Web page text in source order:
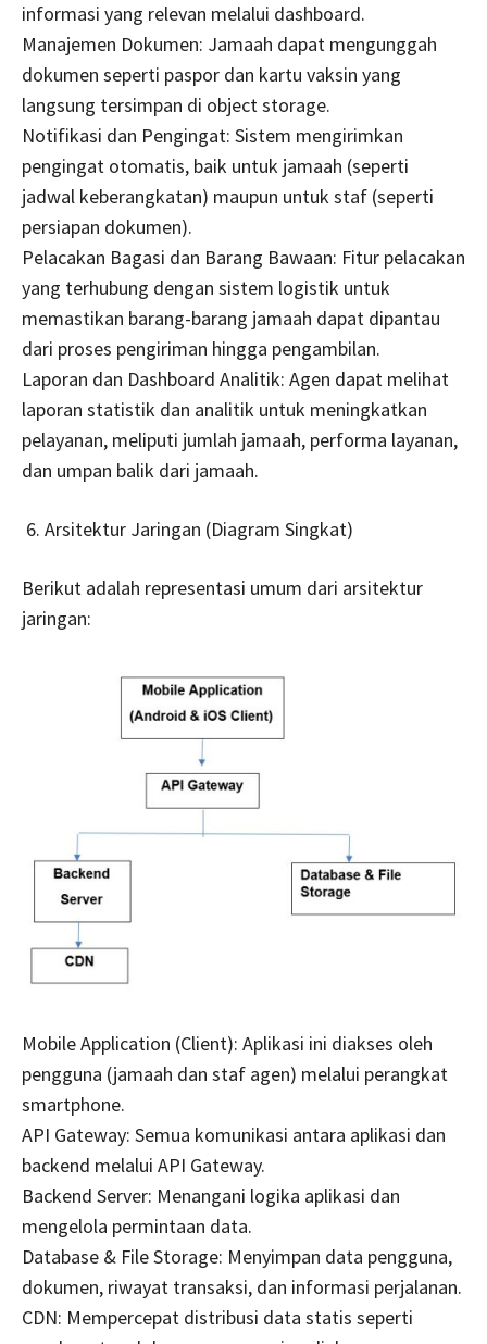
informasi yang relevan melalui dashboard.
Manajemen Dokumen: Jamaah dapat mengunggah
dokumen seperti paspor dan kartu vaksin yang
langsung tersimpan di object storage.
Notifikasi dan Pengingat: Sistem mengirimkan
pengingat otomatis, baik untuk jamaah (seperti
jadwal keberangkatan) maupun untuk staf (seperti
persiapan dokumen).
Pelacakan Bagasi dan Barang Bawaan: Fitur pelacakan
yang terhubung dengan sistem logistik untuk
memastikan barang-barang jamaah dapat dipantau
dari proses pengiriman hingga pengambilan.
Laporan dan Dashboard Analitik: Agen dapat melihat
laporan statistik dan analitik untuk meningkatkan
pelayanan, meliputi jumlah jamaah, performa layanan,
dan umpan balik dari jamaah.
Arsitektur Jaringan (Diagram Singkat)
Berikut adalah representasi umum dari arsitektur
jaringan:
Mobile Application (Client): Aplikasi ini diakses oleh
pengguna (jamaah dan staf agen) melalui perangkat
smartphone.
API Gateway: Semua komunikasi antara aplikasi dan
backend melalui API Gateway.
Backend Server: Menangani logika aplikasi dan
mengelola permintaan data.
Database & File Storage: Menyimpan data pengguna,
dokumen, riwayat transaksi, dan informasi perjalanan.
CDN: Mempercepat distribusi data statis seperti